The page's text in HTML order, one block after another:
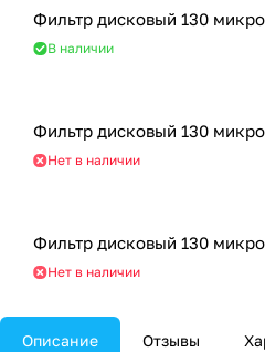
Фильтр дисковый 130
В наличии
Фильтр дисковый 130
Нет в наличии
Фильтр дисковый 130
Нет в наличии
Описание Отзывы